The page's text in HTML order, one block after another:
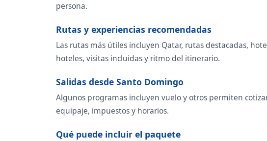
persona.
Rutas y experiencias recomendadas
Las rutas más útiles incluyen Qatar, rutas destacadas,
hoteles, visitas incluidas y ritmo del itinerario.
Salidas desde Santo Domingo
Algunos programas incluyen vuelo y otros permiten
equipaje, impuestos y horarios.
Qué puede incluir el paquete